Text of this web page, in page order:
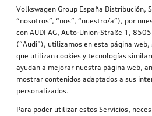
Volkswagen Group España Distribución,
“nosotros”, “nos”, “nuestro/a”), por
con AUDI AG, Auto-Union-Straße 1,
(“Audi”), utilizamos en esta página
que utilizan cookies y tecnologías
ayudan a mejorar nuestra página web,
mostrar contenidos adaptados a sus
personalizados.
Para poder utilizar estos Servicios,